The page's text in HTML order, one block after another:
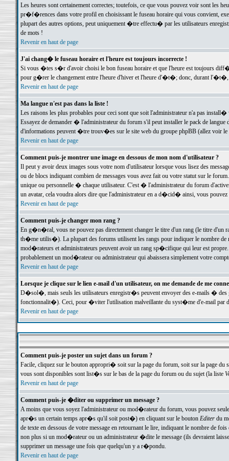
Les heures sont certainement correctes; toutefois, ce que vous pouvez voir sont
pr�f�rences dans votre profil en choisissant le fuseau horaire qui vous convient,
plupart des autres options, peut uniquement �tre effectu� par les utilisateurs
de mots !
Revenir en haut de page
J'ai chang� le fuseau horaire et l'heure est toujours incorrecte !
Si vous �tes s�r d'avoir choisi le bon fuseau horaire et que l'heure est toujours
pour g�rer le changement entre l'heure d'hiver et l'heure d'�t�; donc, durant
Revenir en haut de page
Ma langue n'est pas dans la liste !
Les raisons les plus probables pour ceci sont que soit l'administrateur n'a pas
Essayez de demander � l'administrateur du forum s'il peut installer le pack de
d'informations peuvent �tre trouv�es sur le site web du groupe phpBB (allez voir le
Revenir en haut de page
Comment puis-je montrer une image en dessous de mon nom d'utilisateur ?
Il peut y avoir deux images sous votre nom d'utilisateur lorsque vous lisez des
ou de blocs indiquant combien de messages vous avez fait ou votre statut sur le
unique ou personnelle � chaque utilisateur. C'est � l'administrateur du forum
un avatar, cela voudra alors dire que l'administrateur en a d�cid� ainsi, vous
Revenir en haut de page
Comment puis-je changer mon rang ?
En g�n�ral, vous ne pouvez pas directement changer le titre d'un rang (le titre d'un
th�me utilis�). La plupart des forums utilisent les rangs pour indiquer le nombre de
mod�rateurs et administrateurs peuvent avoir un rang sp�cifique qui leur est
probablement un mod�rateur ou administrateur qui abaissera simplement votre
Revenir en haut de page
Lorsque je clique sur le lien e-mail d'un utilisateur, on me demande de me
D�sol�, mais seuls les utilisateurs enregistr�s peuvent envoyer des e-mails �
fonctionnalit�). Ceci, pour �viter l'utilisation malveillante du syst�me d'e-mail par
Revenir en haut de page
Comment puis-je poster un sujet dans un forum ?
Facile, cliquez sur le bouton appropri� soit sur la page du forum, soit sur la page du
vous sont disponibles sont list�s sur le bas de la page du forum ou du sujet (la liste
Revenir en haut de page
Comment puis-je �diter ou supprimer un message ?
A moins que vous soyez l'administrateur ou mod�rateur du forum, vous pouvez
apr�s un certain temps apr�s qu'il soit post�) en cliquant sur le bouton Editerdu
de texte en dessous de votre message en retournant le lire, indiquant le nombre
non plus si un mod�rateur ou un administrateur �dite le message (ils devraient
supprimer un message une fois que quelqu'un y a r�pondu.
Revenir en haut de page